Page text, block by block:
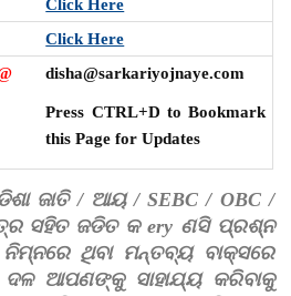
Click Here
disha@sarkariyojnaye.com
Press CTRL+D to Bookmark
this Page for Updates
ଜାତି / ଆୟ / SEBC / OBC /
ସହିତ ଜଡିତ କ ery ଣସି ପ୍ରଶ୍ନ
ଥିବା ମନ୍ତବ୍ୟ ବାକ୍ସରେ
ଦଳ ଆପଣଙ୍କୁ ସାହାଯ୍ୟ କରିବାକୁ